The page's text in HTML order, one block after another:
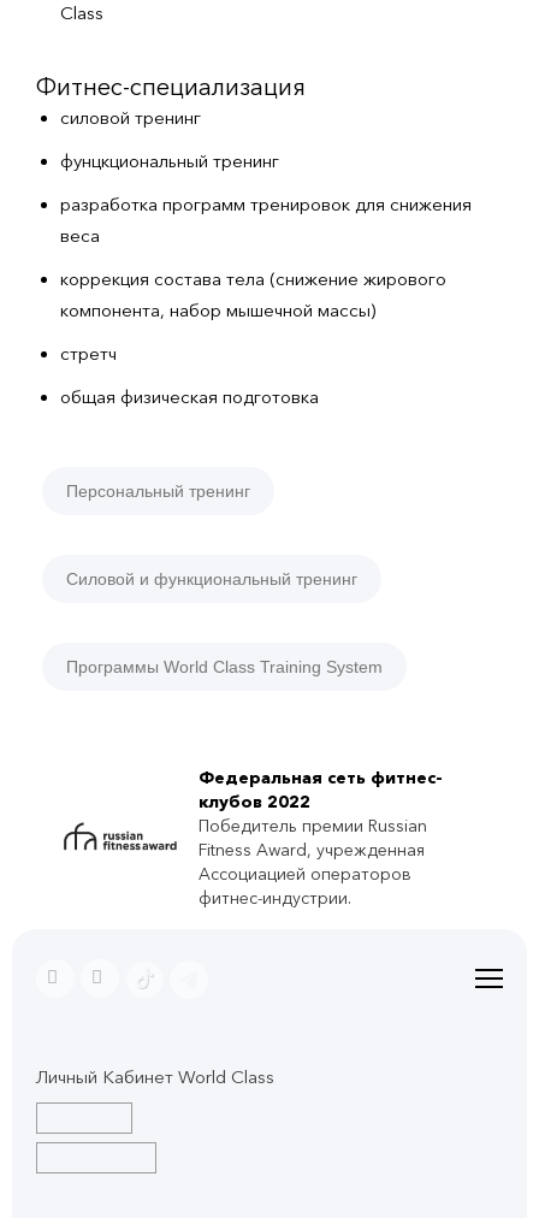
Class
Фитнес-специализация
силовой тренинг
фунцкциональный тренинг
разработка программ тренировок для снижения
веса
коррекция состава тела (снижение жирового
компонента, набор мышечной массы)
стретч
общая физическая подготовка
Персональный тренинг
Силовой и функциональный тренинг
Программы World Class Training System
Федеральная сеть фитнес-
клубов 2022
Победитель премии Russian
Fitness Award, учрежденная
Ассоциацией операторов
фитнес-индустрии.
Личный Кабинет World Class